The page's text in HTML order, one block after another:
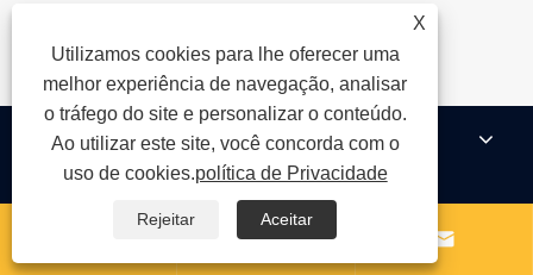
About Us
 
X
Utilizamos cookies para lhe oferecer uma
melhor experiência de navegação, analisar
o tráfego do site e personalizar o conteúdo.
Ao utilizar este site, você concorda com o
uso de cookies.política de Privacidade
Rejeitar Aceitar